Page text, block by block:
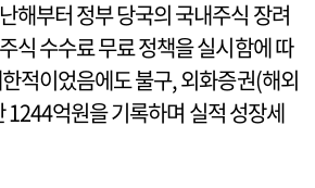
해부터 정부 당국의 국내주식 장려
식 수수료 무료 정책을 실시함에 따
적이었음에도 불구, 외화증권(해외
1244억원을 기록하며 실적 성장세